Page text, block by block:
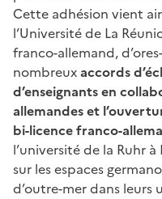
Cette adhésion vient
l’Université de La
franco-allemand,
nombreuxaccords
d’enseignants en
allemandes et
bi-licence franco-
l’université de la Ruhr
sur les espaces
d’outre-mer dans leurs